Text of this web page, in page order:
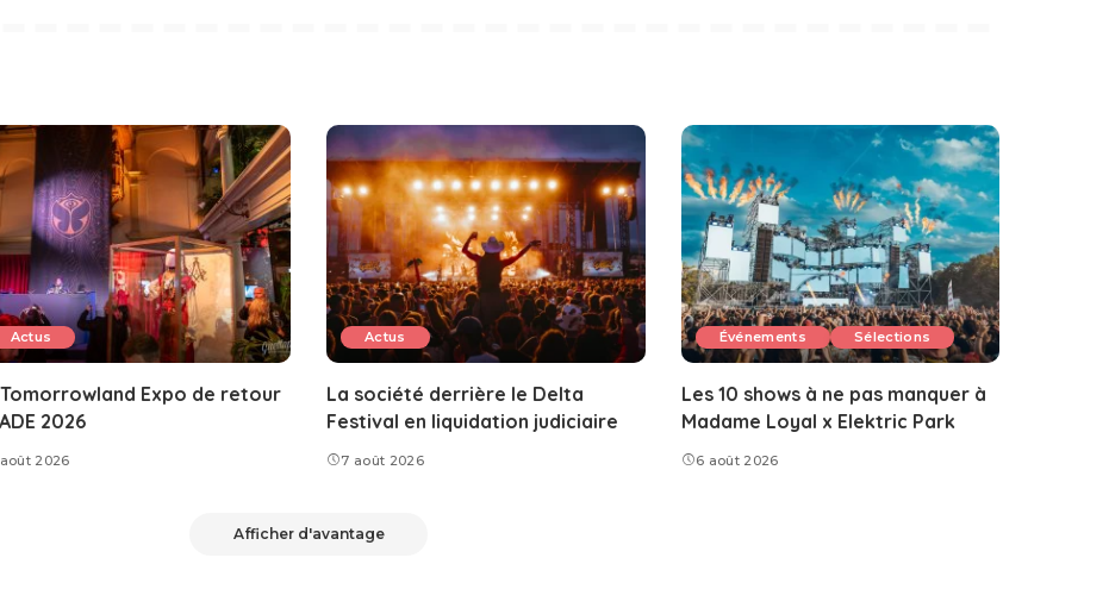
Actus
Expo de retour
2026
2026
Actus
La société derrière le Delta
Festival en liquidation judiciaire
7 août 2026
Événements Sélections
Les 10 shows à ne pas manquer à
Madame Loyal x Elektric Park
6 août 2026
Afficher d'avantage